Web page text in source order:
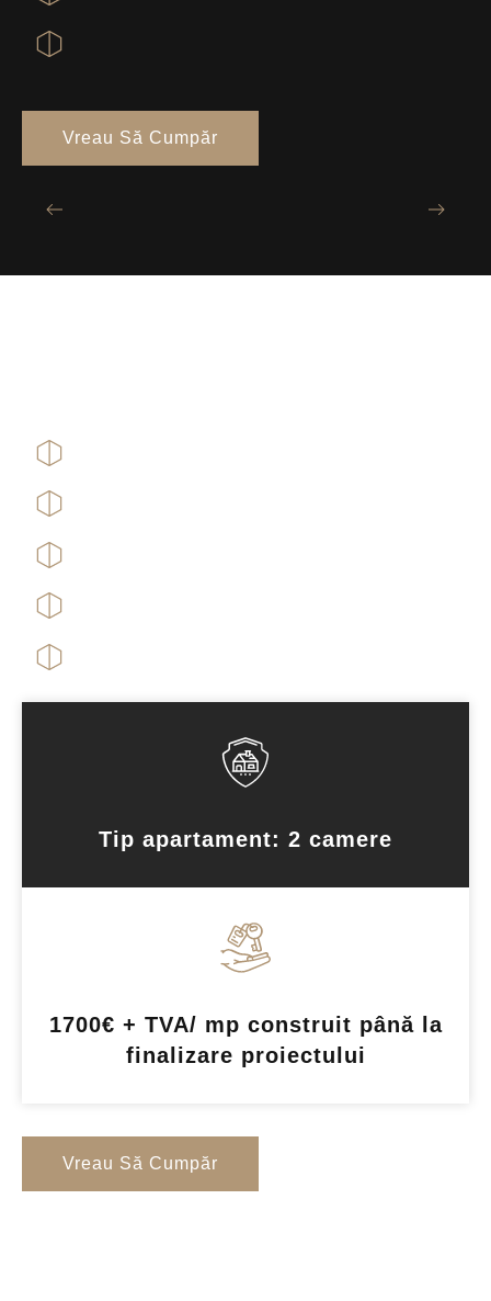
Vreau Să Cumpăr
Tip apartament: 2 camere
1700€ + TVA/ mp construit până la
finalizare proiectului
Vreau Să Cumpăr